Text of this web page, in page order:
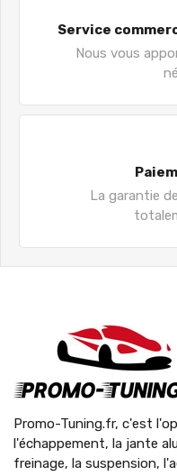
Service
Nous vous
La garantie
Promo-Tuning.fr, c'est
l'échappement, la jante
freinage, la suspension,